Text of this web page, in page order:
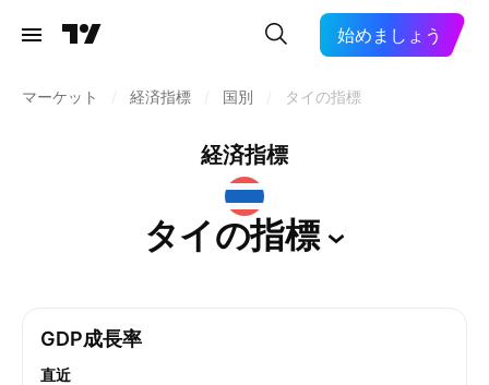
始めましょう
マーケット 経済指標 国別 タイの指標
経済指標
タイの指標
GDP成長率
直近